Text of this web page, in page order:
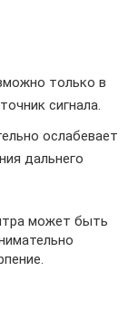
только в
сигнала.
ослабевает
дальнего
может быть